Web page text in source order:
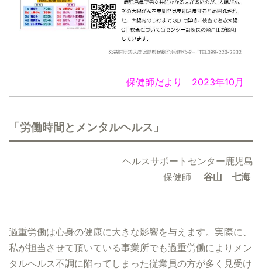
保健師だより 2023年10月
「労働時間とメンタルヘルス」
ヘルスサポートセンター鹿児島
保健師
谷山 七海
過重労働は心身の健康に大きな影響を与えます。実際に、
私が担当させて頂いている事業所でも過重労働によりメン
タルヘルス不調に陥ってしまった従業員の方が多く見受け